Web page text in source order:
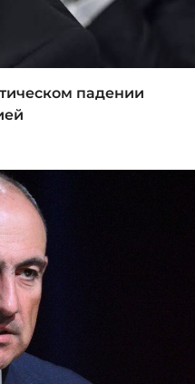
падении